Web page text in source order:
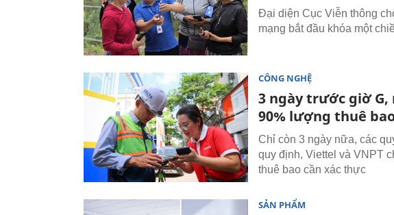
Đại diện Cục Viễn thông
mạng bắt đầu khóa một
CÔNG NGHỆ
3 ngày trước giờ
90% lượng thuê
Chỉ còn 3 ngày nữa, các
quy định, Viettel và VNPT
thuê bao cần xác thực
SẢN PHẨM